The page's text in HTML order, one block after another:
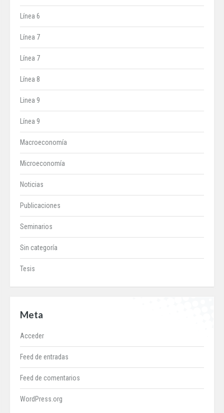
Línea 6
Línea 7
Línea 7
Línea 8
Linea 9
Línea 9
Macroeconomía
Microeconomía
Noticias
Publicaciones
Seminarios
Sin categoría
Tesis
Meta
Acceder
Feed de entradas
Feed de comentarios
WordPress.org